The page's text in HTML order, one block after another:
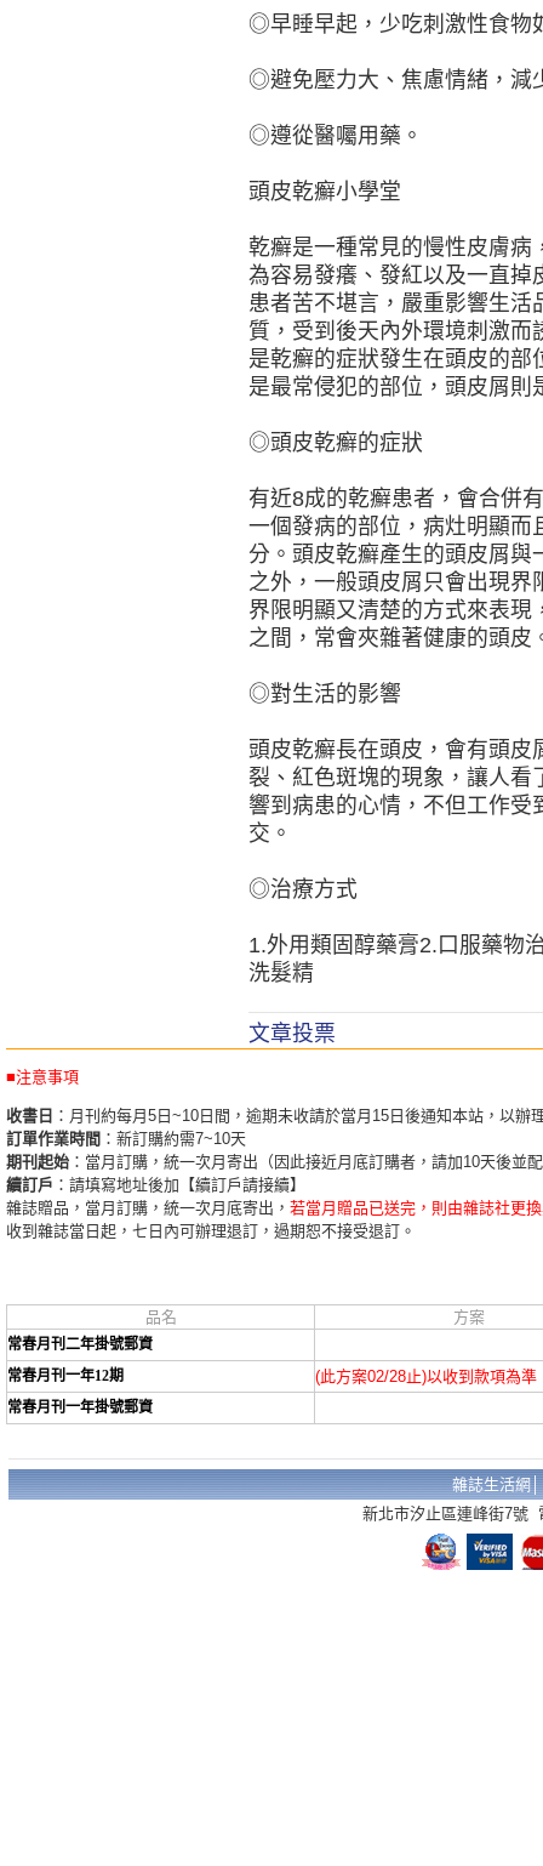
◎早睡早起，少吃刺激性食物
◎避免壓力大、焦慮情緒，減
◎遵從醫囑用藥。
頭皮乾癬小學堂
乾癬是一種常見的慢性皮膚病
為容易發癢、發紅以及一直掉
患者苦不堪言，嚴重影響生
質，受到後天內外環境刺激
是乾癬的症狀發生在頭皮的
是最常侵犯的部位，頭皮屑則
◎頭皮乾癬的症狀
有近8成的乾癬患者，會合併
一個發病的部位，病灶明顯而
分。頭皮乾癬產生的頭皮屑與
之外，一般頭皮屑只會出現
界限明顯又清楚的方式來表
之間，常會夾雜著健康的頭皮
◎對生活的影響
頭皮乾癬長在頭皮，會有頭皮
裂、紅色斑塊的現象，讓人
響到病患的心情，不但工作
交。
◎治療方式
1.外用類固醇藥膏2.口服藥物
洗髮精
文章投票
■注意事項
收書日 ：月刊約每月5日~10日間，逾期未收請於當月15日後通知本站，以辦
訂單作業時間 ：新訂購約需7~10天
期刊起始 ：當月訂購，統一次月寄出（因此接近月底訂購者，請加10天後並
續訂戶 ：請填寫地址後加【續訂戶請接續】
雜誌贈品，當月訂購，統一次月底寄出， 若當月贈品已送完，則由雜誌社更
收到雜誌當日起，七日內可辦理退訂，過期恕不接受退訂。
品名 方案
常春月刊二年掛號郵資
常春月刊一年12期
(此方案02/28止)以收到款項為準
常春月刊一年掛號郵資
雜誌生活網
新北市汐止區連峰街7號